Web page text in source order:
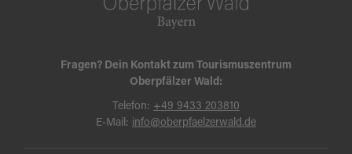
Fragen? Dein Kontakt zum Tourismuszentrum
Oberpfälzer Wald:
Telefon: +49 9433 203810
E-Mail: info@oberpfaelzerwald.de